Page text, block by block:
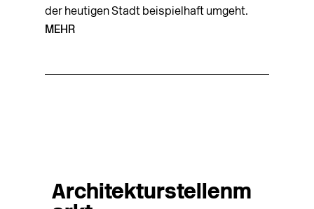
der heu­tigen Stadt beispielhaft umgeht.
MEHR
Architekturstellenm